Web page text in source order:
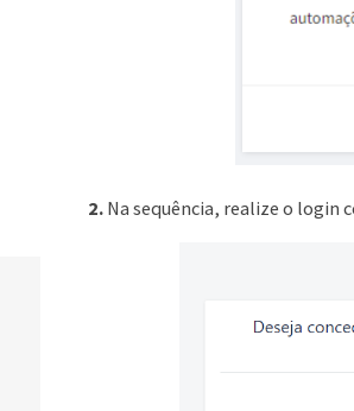
2. Na sequência, realize o login